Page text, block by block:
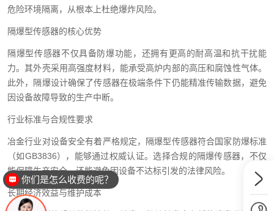
危险环境隔离，从根本上杜绝爆炸风险。
隔爆型传感器的核心优势
隔爆型传感器不仅具备防爆功能，还拥有更高的耐高温和抗干扰能
力。其外壳采用高强度材料，能承受高炉内部的高压和腐蚀性气体。
此外，隔爆设计确保了传感器在极端条件下仍能精准传输数据，避免
因设备故障导致的生产中断。
行业标准与合规性要求
冶金行业对设备安全有着严格规定，隔爆型传感器符合国家防爆标准
（如GB3836），能够通过权威认证。选择合规的隔爆传感器，不仅
能保障生产安全，还能避免因设备不达标引发的法律风险。
长期经济效益与维护成本
你们是怎么收费的呢？